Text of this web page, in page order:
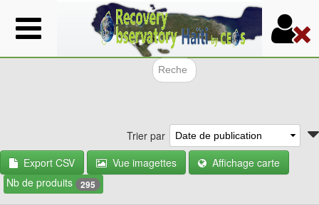
Aller
au
contenu
Trier par
Export CSV
Vue imagettes
Affichage carte
Nb de produits 295